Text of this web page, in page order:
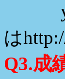
は
Q3.成